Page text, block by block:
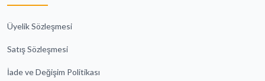
Üyelik Sözleşmesi
Satış Sözleşmesi
İade ve Değişim Politikası